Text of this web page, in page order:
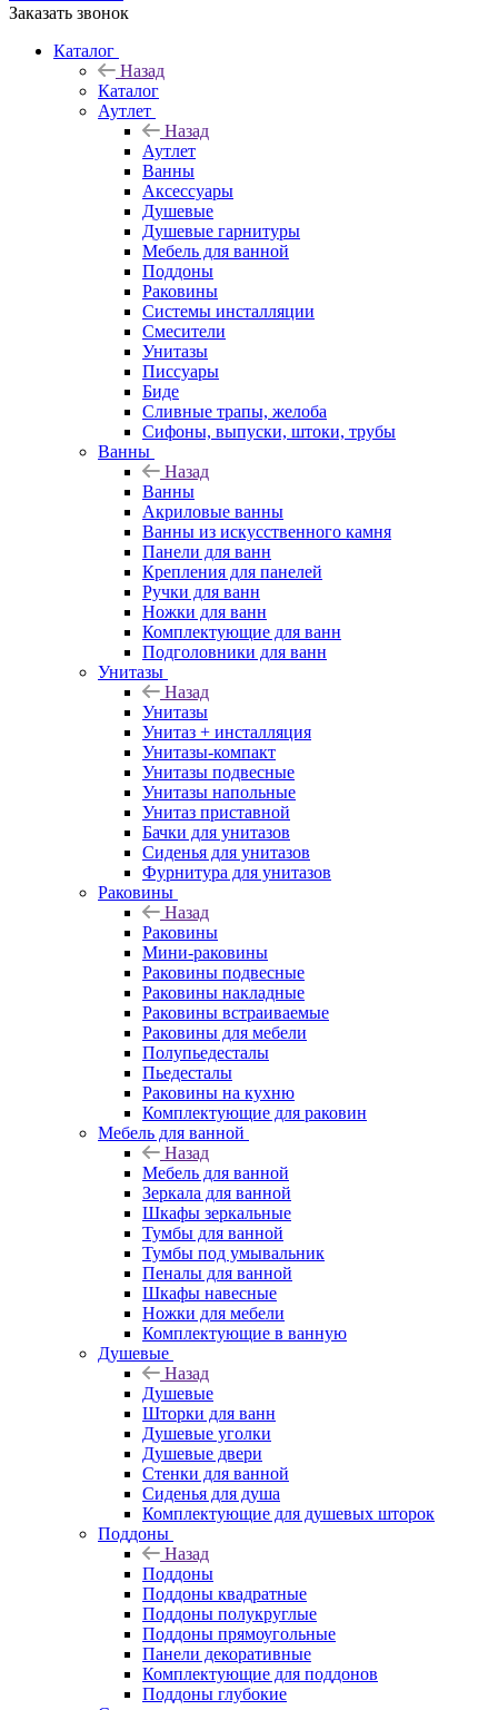
Заказать звонок
Каталог
Назад
Каталог
Аутлет
Назад
Аутлет
Ванны
Аксессуары
Душевые
Душевые гарнитуры
Мебель для ванной
Поддоны
Раковины
Системы инсталляции
Смесители
Унитазы
Писсуары
Биде
Сливные трапы, желоба
Сифоны, выпуски, штоки, трубы
Ванны
Назад
Ванны
Акриловые ванны
Ванны из искусственного камня
Панели для ванн
Крепления для панелей
Ручки для ванн
Ножки для ванн
Комплектующие для ванн
Подголовники для ванн
Унитазы
Назад
Унитазы
Унитаз + инсталляция
Унитазы-компакт
Унитазы подвесные
Унитазы напольные
Унитаз приставной
Бачки для унитазов
Сиденья для унитазов
Фурнитура для унитазов
Раковины
Назад
Раковины
Мини-раковины
Раковины подвесные
Раковины накладные
Раковины встраиваемые
Раковины для мебели
Полупьедесталы
Пьедесталы
Раковины на кухню
Комплектующие для раковин
Мебель для ванной
Назад
Мебель для ванной
Зеркала для ванной
Шкафы зеркальные
Тумбы для ванной
Тумбы под умывальник
Пеналы для ванной
Шкафы навесные
Ножки для мебели
Комплектующие в ванную
Душевые
Назад
Душевые
Шторки для ванн
Душевые уголки
Душевые двери
Стенки для ванной
Сиденья для душа
Комплектующие для душевых шторок
Поддоны
Назад
Поддоны
Поддоны квадратные
Поддоны полукруглые
Поддоны прямоугольные
Панели декоративные
Комплектующие для поддонов
Поддоны глубокие